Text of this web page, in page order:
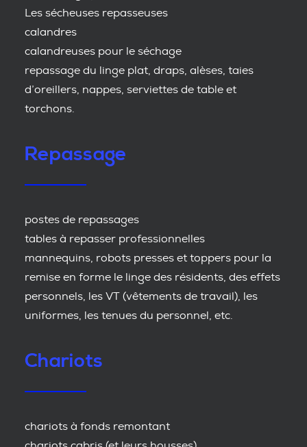
Les sécheuses repasseuses
calandres
calandreuses pour le séchage
repassage du linge plat, draps, alèses, taies
d’oreillers, nappes, serviettes de table et
torchons.
Repassage
postes de repassages
tables à repasser professionnelles
mannequins, robots presses et toppers pour la
remise en forme le linge des résidents, des effets
personnels, les VT (vêtements de travail), les
uniformes, les tenues du personnel, etc.
Chariots
chariots à fonds remontant